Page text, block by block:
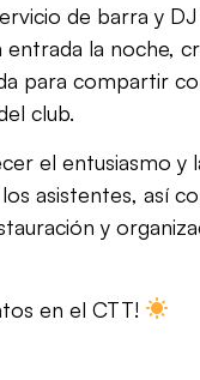
de barra y
la noche,
para compartir
club.
el entusiasmo y
asistentes, así
y
en el CTT!